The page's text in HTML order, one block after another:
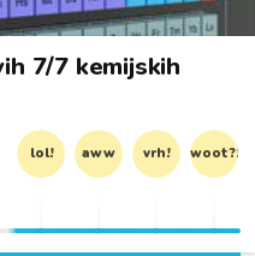
7/7 kemijskih
lol! aww vrh! woot?!